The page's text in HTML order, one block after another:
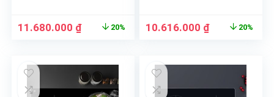
11.680.000 ₫ 20% 10.616.000 ₫ 20%